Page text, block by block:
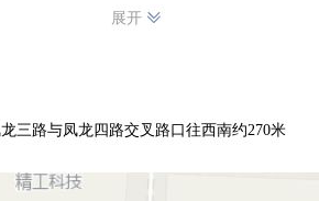
展开
三路与凤龙四路交叉路口往西南约270米